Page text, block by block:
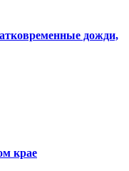
дожди,
крае